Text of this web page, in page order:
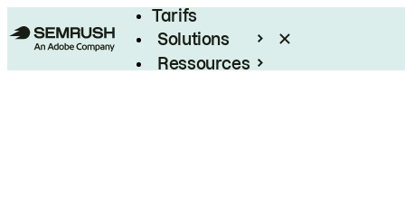
Tarifs
Solutions
Ressources